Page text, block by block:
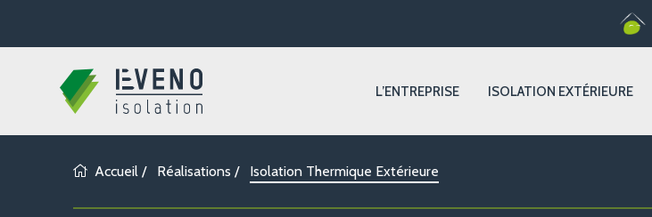
L’ENTREPRISE ISOLATION EXTÉRIEURE
Accueil / Réalisations / Isolation Thermique Extérieure